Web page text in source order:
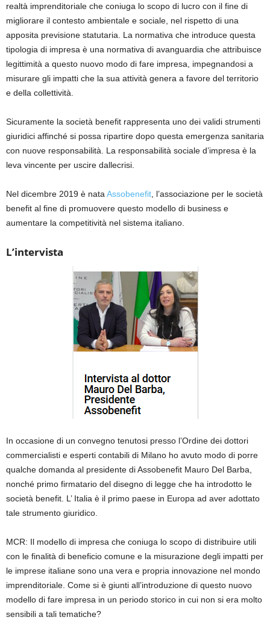
realtà imprenditoriale che coniuga lo scopo di lucro con il fine di
migliorare il contesto ambientale e sociale, nel rispetto di una
apposita previsione statutaria
La normativa che introduce questa
tipologia di impresa è una normativa di avanguardia che attribuisce
legittimità a questo nuovo modo di fare impresa, impegnandosi a
misurare gli impatti che la sua attività genera a favore del territorio
e della collettività.
Sicuramente la società benefit rappresenta uno dei validi strumenti
giuridici affinché si possa ripartire dopo questa emergenza sanitaria
con nuove responsabilità . L a responsabilità sociale d’impresa è la
leva vincente per uscire dallecrisi.
Nel dicembre 2019 è nata Assobenefit l’associazione per le società
benefit al fine di promuovere questo modello di business e
aumentare la competitività nel sistema italiano
L’intervista
In occasione di un convegno tenutosi presso l’Ordine dei dottori
commercialisti e esperti contabili di Milano ho avuto modo di porre
qualche domanda al presidente di Assobenefit Mauro Del Barba,
nonché primo firmatario del disegno di legge che ha introdotto le
società benefit. L’ Italia è il primo paese in Europa ad aver adottato
tale strumento giuridico.
MCR: Il modello di impresa che coniuga lo scopo di distribuire utili
con le finalità di beneficio comune e la misurazione degli impatti per
le imprese italiane sono una vera e propria innovazione nel mondo
imprenditoriale. Come si è giunti all’introduzione di questo nuovo
modello di fare impresa in un periodo storico in cui non si era molto
sensibili a tali tematiche?